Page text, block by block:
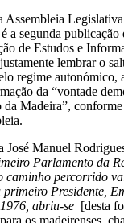
Assembleia
a segunda
de Estudos e
lembrar o
regime autonómico,
da “vontade
Madeira”,
José Manuel
Parlamento da
caminho percorrido
Presidente,
abriu-se [desta
os madeirenses,